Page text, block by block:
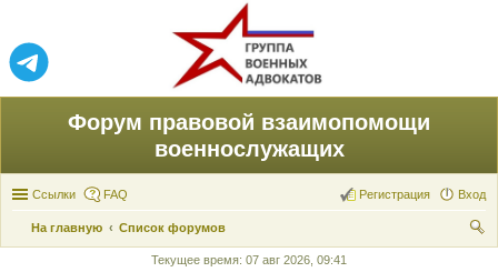
Форум правовой взаимопомощи
военнослужащих
Ссылки FAQ Вход
Регистрация
На главную
Список форумов
Текущее время: 07 авг 2026, 09:41